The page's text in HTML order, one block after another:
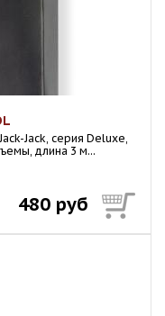
Jack, серия Deluxe,
длина 3 м...
480 руб